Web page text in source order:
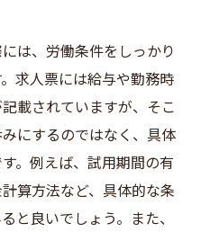
は、労働条件をしっかり
求人票には給与や勤務時
載されていますが、そこ
にするのではなく、具体
。例えば、試用期間の有
算方法など、具体的な条
と良いでしょう。また、